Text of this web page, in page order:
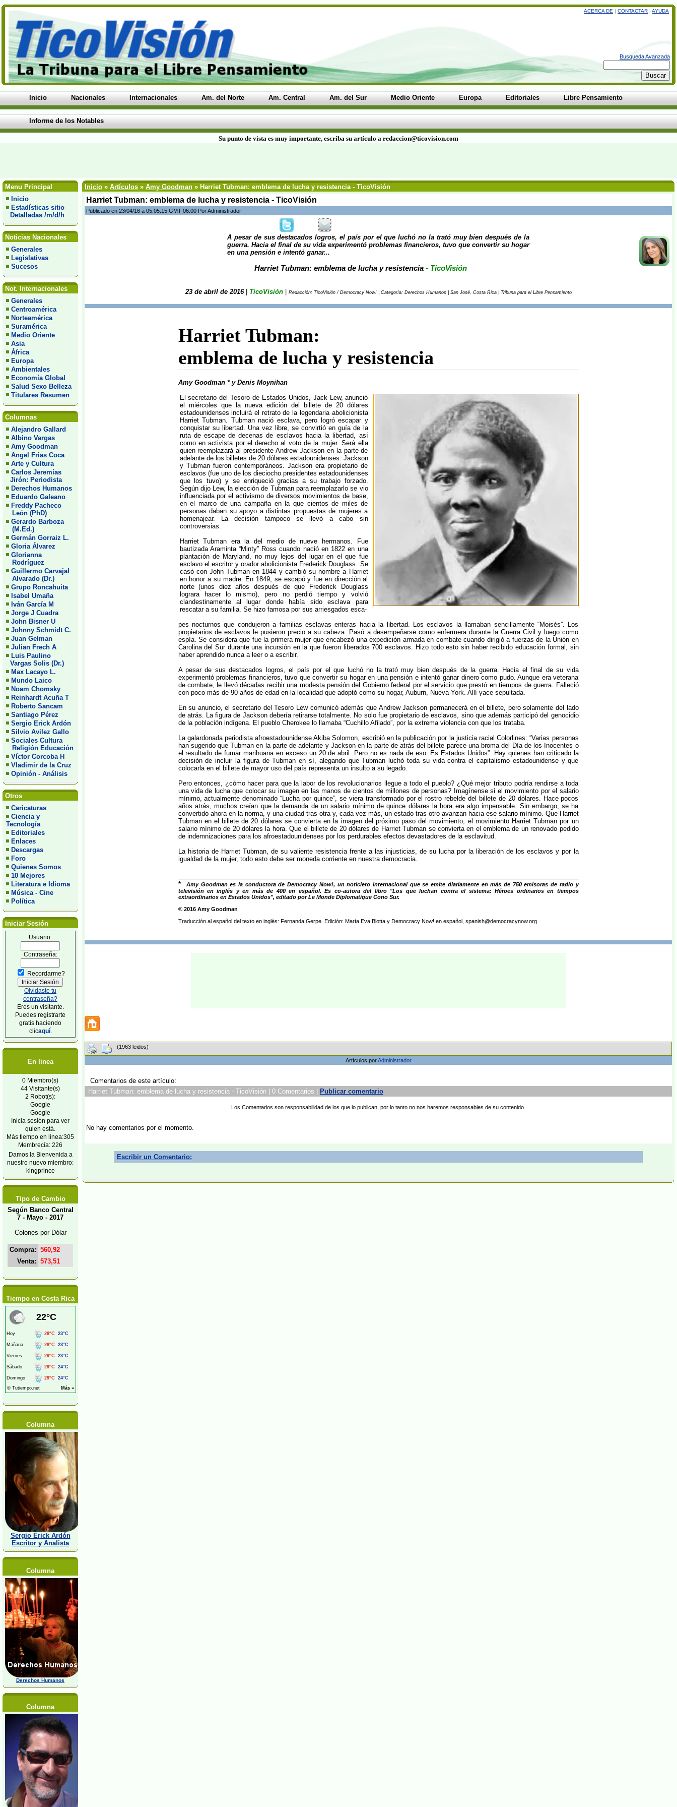
ACERCA DE | CONTACTAR | AYUDA
Busqueda Avanzada
Inicio Nacionales Internacionales Am. del Norte Am. Central Am. del Sur Medio Oriente Europa Editoriales Libre Pensamiento
Informe de los Notables
Su punto de vista es muy importante, escriba su artículo a redaccion@ticovision.com
Menu Principal
Inicio
Estadísticas sitio
Detalladas /m/d/h
Noticias Nacionales
Generales
Legislativas
Sucesos
Not. Internacionales
Generales
Centroamérica
Norteamérica
Suramérica
Medio Oriente
Asia
África
Europa
Ambientales
Economía Global
Salud Sexo Belleza
Titulares Resumen
Columnas
Alejandro Gallard
Albino Vargas
Amy Goodman
Angel Frias Coca
Arte y Cultura
Carlos Jeremías
Jirón: Periodista
Derechos Humanos
Eduardo Galeano
Freddy Pacheco
León (PhD)
Gerardo Barboza
(M.Ed.)
Germán Gorraiz L.
Gloria Álvarez
Glorianna
Rodríguez
Guillermo Carvajal
Alvarado (Dr.)
Grupo Roncahuita
Isabel Umaña
Iván García M
Jorge J Cuadra
John Bisner U
Johnny Schmidt C.
Juan Gelman
Julian Frech A
Luis Paulino
Vargas Solis (Dr.)
Max Lacayo L.
Mundo Laico
Noam Chomsky
Reinhardt Acuña T
Roberto Sancam
Santiago Pérez
Sergio Erick Ardón
Silvio Avilez Gallo
Sociales Cultura
Religión Educación
Víctor Corcoba H
Vladimir de la Cruz
Opinión - Análisis
Otros
Caricaturas
Ciencia y
Tecnología
Editoriales
Enlaces
Descargas
Foro
Quienes Somos
10 Mejores
Literatura e Idioma
Música - Cine
Política
Iniciar Sesión
Usuario:
Contraseña:
Recordarme?
Olvidaste tu
contraseña?
Eres un visitante.
Puedes registrarte
gratis haciendo
clicaquí.
En linea
0 Miembro(s)
44 Visitante(s)
2 Robot(s):
Google
Google
Inicia sesión para ver
quien está.
Más tiempo en linea:305
Membrecía: 226
Damos la Bienvenida a
nuestro nuevo miembro:
kingprince
Tipo de Cambio
Según Banco Central
7 - Mayo - 2017
Colones por Dólar
Compra: 560,92
Venta: 573,51
Tiempo en Costa Rica
Columna
Sergio Erick Ardón
Escritor y Analista
Columna
Derechos Humanos
Columna
Inicio » Artículos » Amy Goodman » Harriet Tubman: emblema de lucha y resistencia - TicoVisión
Harriet Tubman: emblema de lucha y resistencia - TicoVisión
Publicado en 23/04/16 a 05:05:15 GMT-06:00 Por Administrador
A pesar de sus destacados logros, el país por el que luchó no la trató muy bien después de la
guerra. Hacia el final de su vida experimentó problemas financieros, tuvo que convertir su hogar
en una pensión e intentó ganar...
Harriet Tubman: emblema de lucha y resistencia - TicoVisión
23 de abril de 2016| TicoVisión| Redacción: TicoVisión / Democracy Now! | Categoría: Derechos Humanos | San José, Costa Rica | Tribuna para el Libre Pensamiento
Harriet Tubman:
emblema de lucha y resistencia
Amy Goodman * y Denis Moynihan
El secretario del Tesoro de Estados Unidos, Jack Lew, anunció
el miércoles que la nueva edición del billete de 20 dólares
estadounidenses incluirá el retrato de la legendaria abolicionista
Harriet Tubman. Tubman nació esclava, pero logró escapar y
conquistar su libertad. Una vez libre, se convirtió en guía de la
ruta de escape de decenas de esclavos hacia la libertad, así
como en activista por el derecho al voto de la mujer. Será ella
quien reemplazará al presidente Andrew Jackson en la parte de
adelante de los billetes de 20 dólares estadounidenses. Jackson
y Tubman fueron contemporáneos. Jackson era propietario de
esclavos (fue uno de los dieciocho presidentes estadounidenses
que los tuvo) y se enriqueció gracias a su trabajo forzado.
Según dijo Lew, la elección de Tubman para reemplazarlo se vio
influenciada por el activismo de diversos movimientos de base,
en el marco de una campaña en la que cientos de miles de
personas daban su apoyo a distintas propuestas de mujeres a
homenajear. La decisión tampoco se llevó a cabo sin
controversias.
Harriet Tubman era la del medio de nueve hermanos. Fue
bautizada Araminta “Minty” Ross cuando nació en 1822 en una
plantación de Maryland, no muy lejos del lugar en el que fue
esclavo el escritor y orador abolicionista Frederick Douglass. Se
casó con John Tubman en 1844 y cambió su nombre a Harriet
en honor a su madre. En 1849, se escapó y fue en dirección al
norte (unos diez años después de que Frederick Douglass
lograra hacer lo mismo), pero no perdió tiempo y volvió
clandestinamente al lugar donde había sido esclava para
rescatar a su familia. Se hizo famosa por sus arriesgados esca-
pes nocturnos que condujeron a familias esclavas enteras hacia la libertad. Los esclavos la llamaban sencillamente “Moisés”. Los
propietarios de esclavos le pusieron precio a su cabeza. Pasó a desempeñarse como enfermera durante la Guerra Civil y luego como
espía. Se considera que fue la primera mujer que encabezó una expedición armada en combate cuando dirigió a fuerzas de la Unión en
Carolina del Sur durante una incursión en la que fueron liberados 700 esclavos. Hizo todo esto sin haber recibido educación formal, sin
haber aprendido nunca a leer o a escribir.
A pesar de sus destacados logros, el país por el que luchó no la trató muy bien después de la guerra. Hacia el final de su vida
experimentó problemas financieros, tuvo que convertir su hogar en una pensión e intentó ganar dinero como pudo. Aunque era veterana
de combate, le llevó décadas recibir una modesta pensión del Gobierno federal por el servicio que prestó en tiempos de guerra. Falleció
con poco más de 90 años de edad en la localidad que adoptó como su hogar, Auburn, Nueva York. Allí yace sepultada.
En su anuncio, el secretario del Tesoro Lew comunicó además que Andrew Jackson permanecerá en el billete, pero solamente del lado
de atrás. La figura de Jackson debería retirarse totalmente. No solo fue propietario de esclavos, sino que además participó del genocidio
de la población indígena. El pueblo Cherokee lo llamaba “Cuchillo Afilado”, por la extrema violencia con que los trataba.
La galardonada periodista afroestadounidense Akiba Solomon, escribió en la publicación por la justicia racial Colorlines: “Varias personas
han sugerido que Tubman en la parte de adelante y Jackson en la parte de atrás del billete parece una broma del Día de los Inocentes o
el resultado de fumar marihuana en exceso un 20 de abril. Pero no es nada de eso. Es Estados Unidos”. Hay quienes han criticado la
decisión de incluir la figura de Tubman en sí, alegando que Tubman luchó toda su vida contra el capitalismo estadounidense y que
colocarla en el billete de mayor uso del país representa un insulto a su legado.
Pero entonces, ¿cómo hacer para que la labor de los revolucionarios llegue a todo el pueblo? ¿Qué mejor tributo podría rendirse a toda
una vida de lucha que colocar su imagen en las manos de cientos de millones de personas? Imagínense si el movimiento por el salario
mínimo, actualmente denominado “Lucha por quince”, se viera transformado por el rostro rebelde del billete de 20 dólares. Hace pocos
años atrás, muchos creían que la demanda de un salario mínimo de quince dólares la hora era algo impensable. Sin embargo, se ha
convertido ahora en la norma, y una ciudad tras otra y, cada vez más, un estado tras otro avanzan hacia ese salario mínimo. Que Harriet
Tubman en el billete de 20 dólares se convierta en la imagen del próximo paso del movimiento, el movimiento Harriet Tubman por un
salario mínimo de 20 dólares la hora. Que el billete de 20 dólares de Harriet Tubman se convierta en el emblema de un renovado pedido
de indemnizaciones para los afroestadounidenses por los perdurables efectos devastadores de la esclavitud.
La historia de Harriet Tubman, de su valiente resistencia frente a las injusticias, de su lucha por la liberación de los esclavos y por la
igualdad de la mujer, todo esto debe ser moneda corriente en nuestra democracia.
*
Amy Goodman es la conductora de Democracy Now!, un noticiero internacional que se emite diariamente en más de 750 emisoras de radio y
televisión en inglés y en más de 400 en español. Es co-autora del libro "Los que luchan contra el sistema: Héroes ordinarios en tiempos
extraordinarios en Estados Unidos", editado por Le Monde Diplomatique Cono Sur.
© 2016 Amy Goodman
Traducción al español del texto en inglés: Fernanda Gerpe. Edición: María Eva Blotta y Democracy Now! en español, spanish@democracynow.org
(1963 leidos)
Artículos porAdministrador
Comentarios de este artículo:
Harriet Tubman: emblema de lucha y resistencia - TicoVisión | 0 Comentarios |
Publicar comentario
Los Comentarios son responsabilidad de los que lo publican, por lo tanto no nos haremos responsables de su contenido.
No hay comentarios por el momento.
Escribir un Comentario: